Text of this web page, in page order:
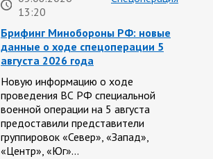
13:20
Брифинг Минобороны РФ: новые
данные о ходе спецоперации 5
августа 2026 года
Новую информацию о ходе
проведения ВС РФ специальной
военной операции на 5 августа
предоставили представители
группировок «Север», «Запад»,
«Центр», «Юг»…